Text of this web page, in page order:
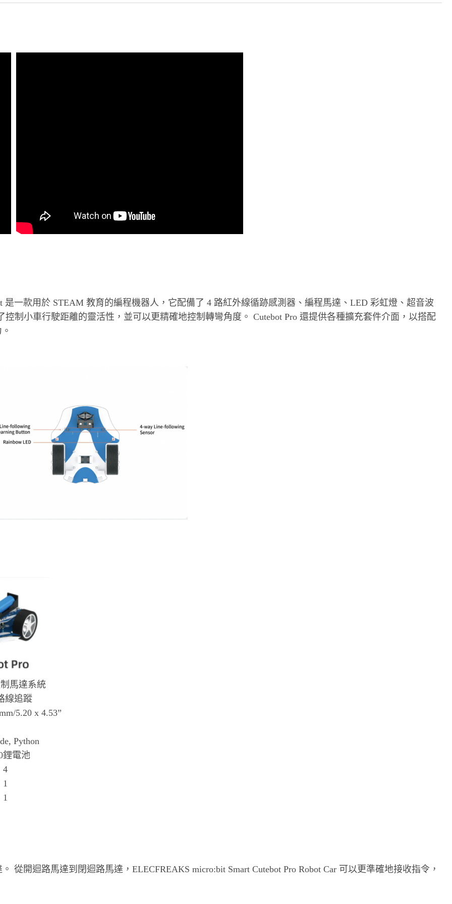
是一款用於 STEAM 教育的編程機器人，它配備了 4 路紅外線循跡感測器、編程馬達、LED 彩虹燈、超音波
制小車行駛距離的靈活性，並可以更精確地控制轉彎角度。 Cutebot Pro 還提供各種擴充套件介面，以搭配
馬達系統
線追蹤
5.20 x 4.53”
Python
鋰電池
4
1
1
從開迴路馬達到閉迴路馬達，ELECFREAKS micro:bit Smart Cutebot Pro Robot Car 可以更準確地接收指令，